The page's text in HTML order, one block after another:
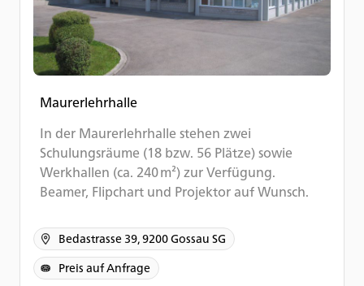
Maurerlehrhalle
In der Maurerlehrhalle stehen zwei
Schulungsräume (18 bzw. 56 Plätze) sowie
Werkhallen (ca. 240 m²) zur Verfügung.
Beamer, Flipchart und Projektor auf Wunsch.
Bedastrasse 39, 9200 Gossau SG
Preis auf Anfrage